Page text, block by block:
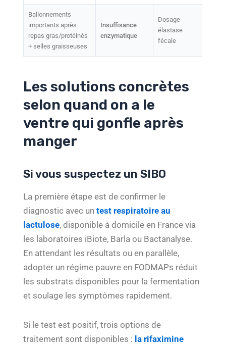
Ballonnements
importants après
repas gras/protéinés
+ selles graisseuses
Insuffisance
enzymatique
Dosage
élastase
fécale
Les solutions concrètes
selon quand on a le
ventre qui gonfle après
manger
Si vous suspectez un SIBO
La première étape est de confirmer le
diagnostic avec untest respiratoire au
lactulose, disponible à domicile en France via
les laboratoires iBiote, Barla ou Bactanalyse.
En attendant les résultats ou en parallèle,
adopter un régime pauvre en FODMAPs réduit
les substrats disponibles pour la fermentation
et soulage les symptômes rapidement.
Si le test est positif, trois options de
traitement sont disponibles : la rifaximine